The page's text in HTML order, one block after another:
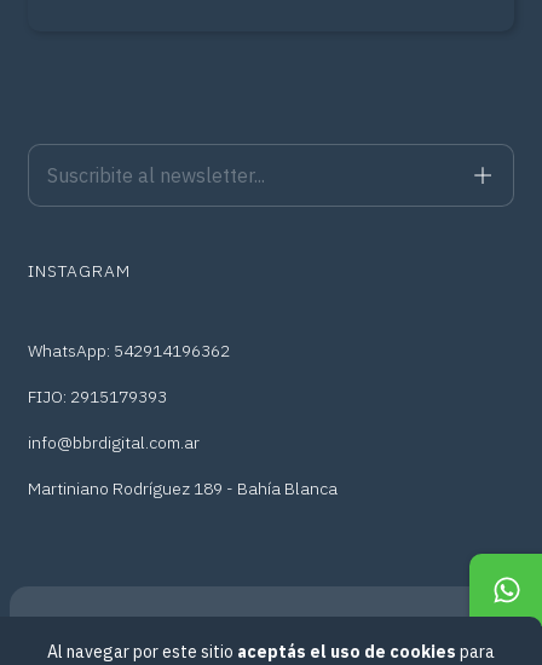
Al navegar por este sitio aceptás el uso de cookies para
INSTAGRAM
WhatsApp: 542914196362
FIJO: 2915179393
info@bbrdigital.com.ar
Martiniano Rodríguez 189 - Bahía Blanca